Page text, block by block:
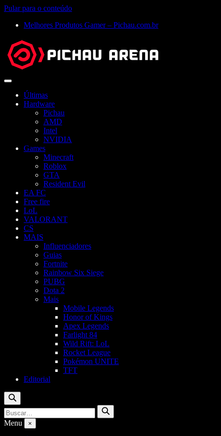
Pular para o conteúdo
Melhores Produtos Gamer – Pichau.com.br
Abrir
Últimas
Hardware
Pichau
AMD
Intel
NVIDIA
Games
Minecraft
Roblox
GTA
Resident Evil
EA FC
Free fire
LoL
VALORANT
CS
MAIS
Influenciadores
Guias
Fortnite
Rainbow Six Siege
PUBG
Dota 2
Mais
Mobile Legends
Honor of Kings
Apex Legends
Farlight 84
Wild Rift: LoL
Rocket League
Pokémon UNITE
TFT
Editorial
Buscar
Buscar
por:
Buscar
Menu ×